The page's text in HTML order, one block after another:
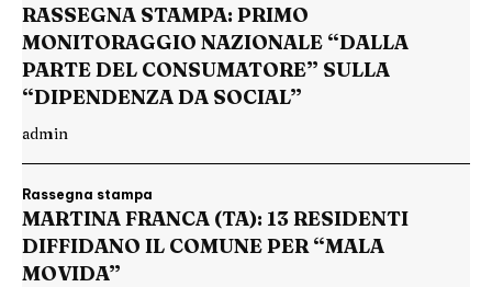
RASSEGNA STAMPA: PRIMO
MONITORAGGIO NAZIONALE “DALLA
PARTE DEL CONSUMATORE” SULLA
“DIPENDENZA DA SOCIAL”
admin
Rassegna stampa
MARTINA FRANCA (TA): 13 RESIDENTI
DIFFIDANO IL COMUNE PER “MALA
MOVIDA”